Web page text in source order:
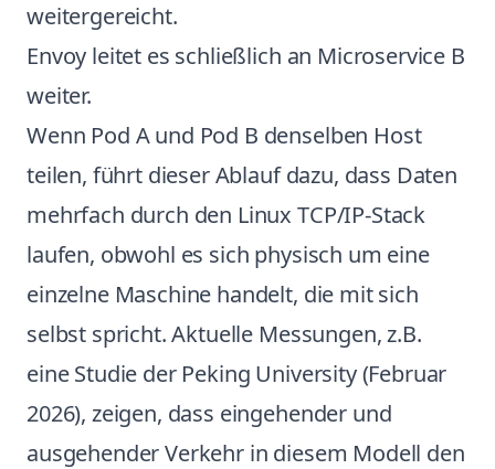
weitergereicht.
Envoy leitet es schließlich an Microservice B
weiter.
Wenn Pod A und Pod B denselben Host
teilen, führt dieser Ablauf dazu, dass Daten
mehrfach durch den Linux TCP/IP-Stack
laufen, obwohl es sich physisch um eine
einzelne Maschine handelt, die mit sich
selbst spricht. Aktuelle Messungen, z.B.
eineStudie der Peking University (Februar
2026), zeigen, dass eingehender und
ausgehender Verkehr in diesem Modell den